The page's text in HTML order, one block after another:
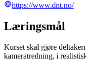
https://www.dnt.no/
Læringsmål
Kurset skal gjøre
kameratredning, i